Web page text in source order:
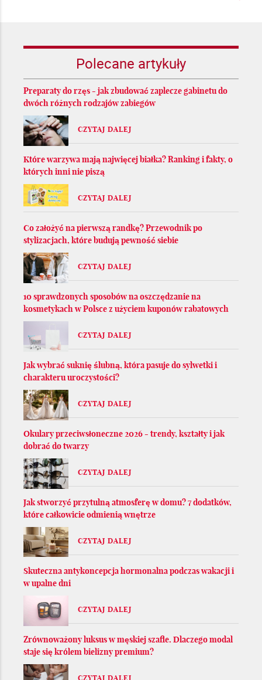
Polecane artykuły
Preparaty do rzęs - jak zbudować zaplecze gabinetu do
dwóch różnych rodzajów zabiegów
CZYTAJ DALEJ
Które warzywa mają najwięcej białka? Ranking i fakty, o
których inni nie piszą
CZYTAJ DALEJ
Co założyć na pierwszą randkę? Przewodnik po
stylizacjach, które budują pewność siebie
CZYTAJ DALEJ
10 sprawdzonych sposobów na oszczędzanie na
kosmetykach w Polsce z użyciem kuponów rabatowych
CZYTAJ DALEJ
Jak wybrać suknię ślubną, która pasuje do sylwetki i
charakteru uroczystości?
CZYTAJ DALEJ
Okulary przeciwsłoneczne 2026 - trendy, kształty i jak
dobrać do twarzy
CZYTAJ DALEJ
Jak stworzyć przytulną atmosferę w domu? 7 dodatków,
które całkowicie odmienią wnętrze
CZYTAJ DALEJ
Skuteczna antykoncepcja hormonalna podczas wakacji i
w upalne dni
CZYTAJ DALEJ
Zrównoważony luksus w męskiej szafie. Dlaczego modal
staje się królem bielizny premium?
CZYTAJ DALEJ